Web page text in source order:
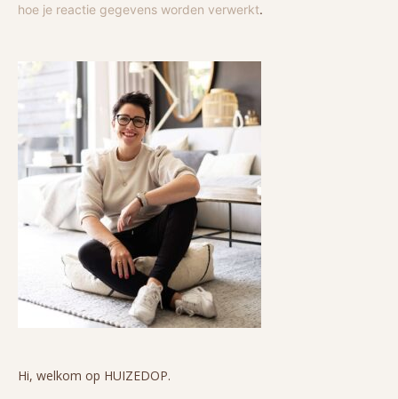
hoe je reactie gegevens worden verwerkt.
Hi, welkom op HUIZEDOP.